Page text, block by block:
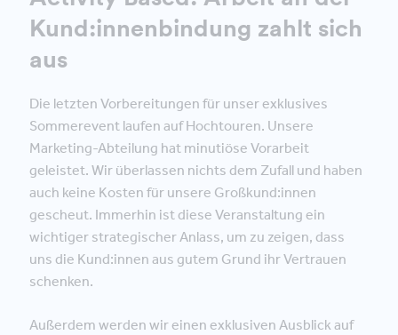
Kund:innenbindung zahlt sich
aus
Die letzten Vorbereitungen für unser exklusives
Sommerevent laufen auf Hochtouren. Unsere
Marketing-Abteilung hat minutiöse Vorarbeit
geleistet. Wir überlassen nichts dem Zufall und haben
auch keine Kosten für unsere Großkund:innen
gescheut. Immerhin ist diese Veranstaltung ein
wichtiger strategischer Anlass, um zu zeigen, dass
uns die Kund:innen aus gutem Grund ihr Vertrauen
schenken.
Außerdem werden wir einen exklusiven Ausblick auf